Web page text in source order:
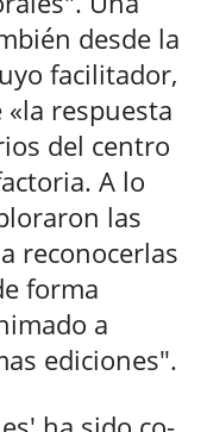
desde la
facilitador,
«la respuesta
del centro
A lo
las
reconocerlas
forma
a
ediciones".